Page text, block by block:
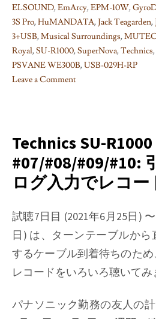
ELSOUND,EmArcy,EPM-10W,
3S Pro,HuMANDATA,Jack Teagarden,
3+USB,Musical Surroundings,MUTEC
Royal,SU-R1000,SuperNova,Technics,
PSVANE WE300B,USB-029H-RP
Leave a Comment
R1000
試
聴
記
内
蔵
デ
ィ
ジ
フ
Technics SU-
#07/#08/#09/#10:
ログ入力でレコー
試聴7日目 (2021年6月25日)
日) は、ターンテーブルから
するケーブル到着待ちのた
レコードをいろいろ聴いてみ
パナソニック勤務の友人の計